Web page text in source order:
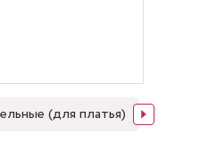
(для платья)